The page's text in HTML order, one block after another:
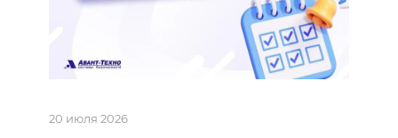
20 июля 2026